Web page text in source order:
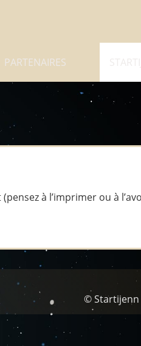
PARTENAIRES
à l’imprimer ou à
© Startijenn